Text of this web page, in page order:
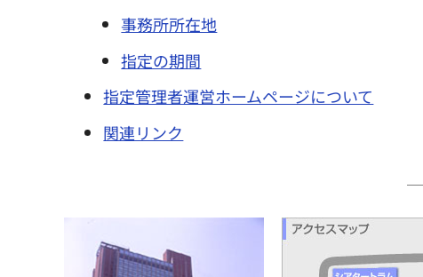
事務所所在地
指定の期間
指定管理者運営ホームページについて
関連リンク